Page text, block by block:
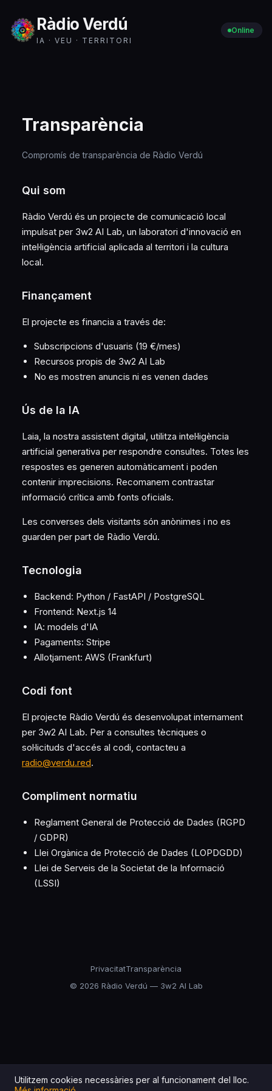
Utilitzem cookies necessàries per al funcionament del lloc.
Ràdio Verdú
IA · VEU · TERRITORI
Online
Transparència
Compromís de transparència de Ràdio Verdú
Qui som
Ràdio Verdú és un projecte de comunicació local
impulsat per 3w2 AI Lab, un laboratori d'innovació en
intel·ligència artificial aplicada al territori i la cultura
local.
Finançament
El projecte es financia a través de:
Subscripcions d'usuaris (19 €/mes)
Recursos propis de 3w2 AI Lab
No es mostren anuncis ni es venen dades
Ús de la IA
Laia, la nostra assistent digital, utilitza intel·ligència
artificial generativa per respondre consultes. Totes les
respostes es generen automàticament i poden
contenir imprecisions. Recomanem contrastar
informació crítica amb fonts oficials.
Les converses dels visitants són anònimes i no es
guarden per part de Ràdio Verdú.
Tecnologia
Backend: Python / FastAPI / PostgreSQL
Frontend: Next.js 14
IA: models d'IA
Pagaments: Stripe
Allotjament: AWS (Frankfurt)
Codi font
El projecte Ràdio Verdú és desenvolupat internament
per 3w2 AI Lab. Per a consultes tècniques o
sol·licituds d'accés al codi, contacteu a
radio@verdu.red.
Compliment normatiu
Reglament General de Protecció de Dades (RGPD
/ GDPR)
Llei Orgànica de Protecció de Dades (LOPDGDD)
Llei de Serveis de la Societat de la Informació
(LSSI)
PrivacitatTransparència
© 2026 Ràdio Verdú — 3w2 AI Lab